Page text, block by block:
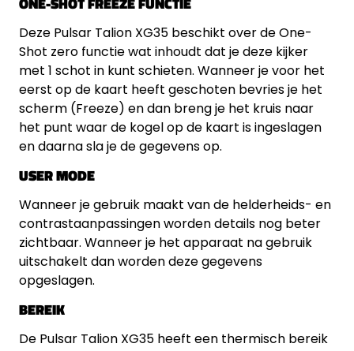
Deze Pulsar Talion XG35 beschikt over de One-
Shot zero functie wat inhoudt dat je deze kijker
met 1 schot in kunt schieten. Wanneer je voor het
eerst op de kaart heeft geschoten bevries je het
scherm (Freeze) en dan breng je het kruis naar
het punt waar de kogel op de kaart is ingeslagen
en daarna sla je de gegevens op.
USER MODE
Wanneer je gebruik maakt van de helderheids- en
contrastaanpassingen worden details nog beter
zichtbaar. Wanneer je het apparaat na gebruik
uitschakelt dan worden deze gegevens
opgeslagen.
BEREIK
De Pulsar Talion XG35 heeft een thermisch bereik